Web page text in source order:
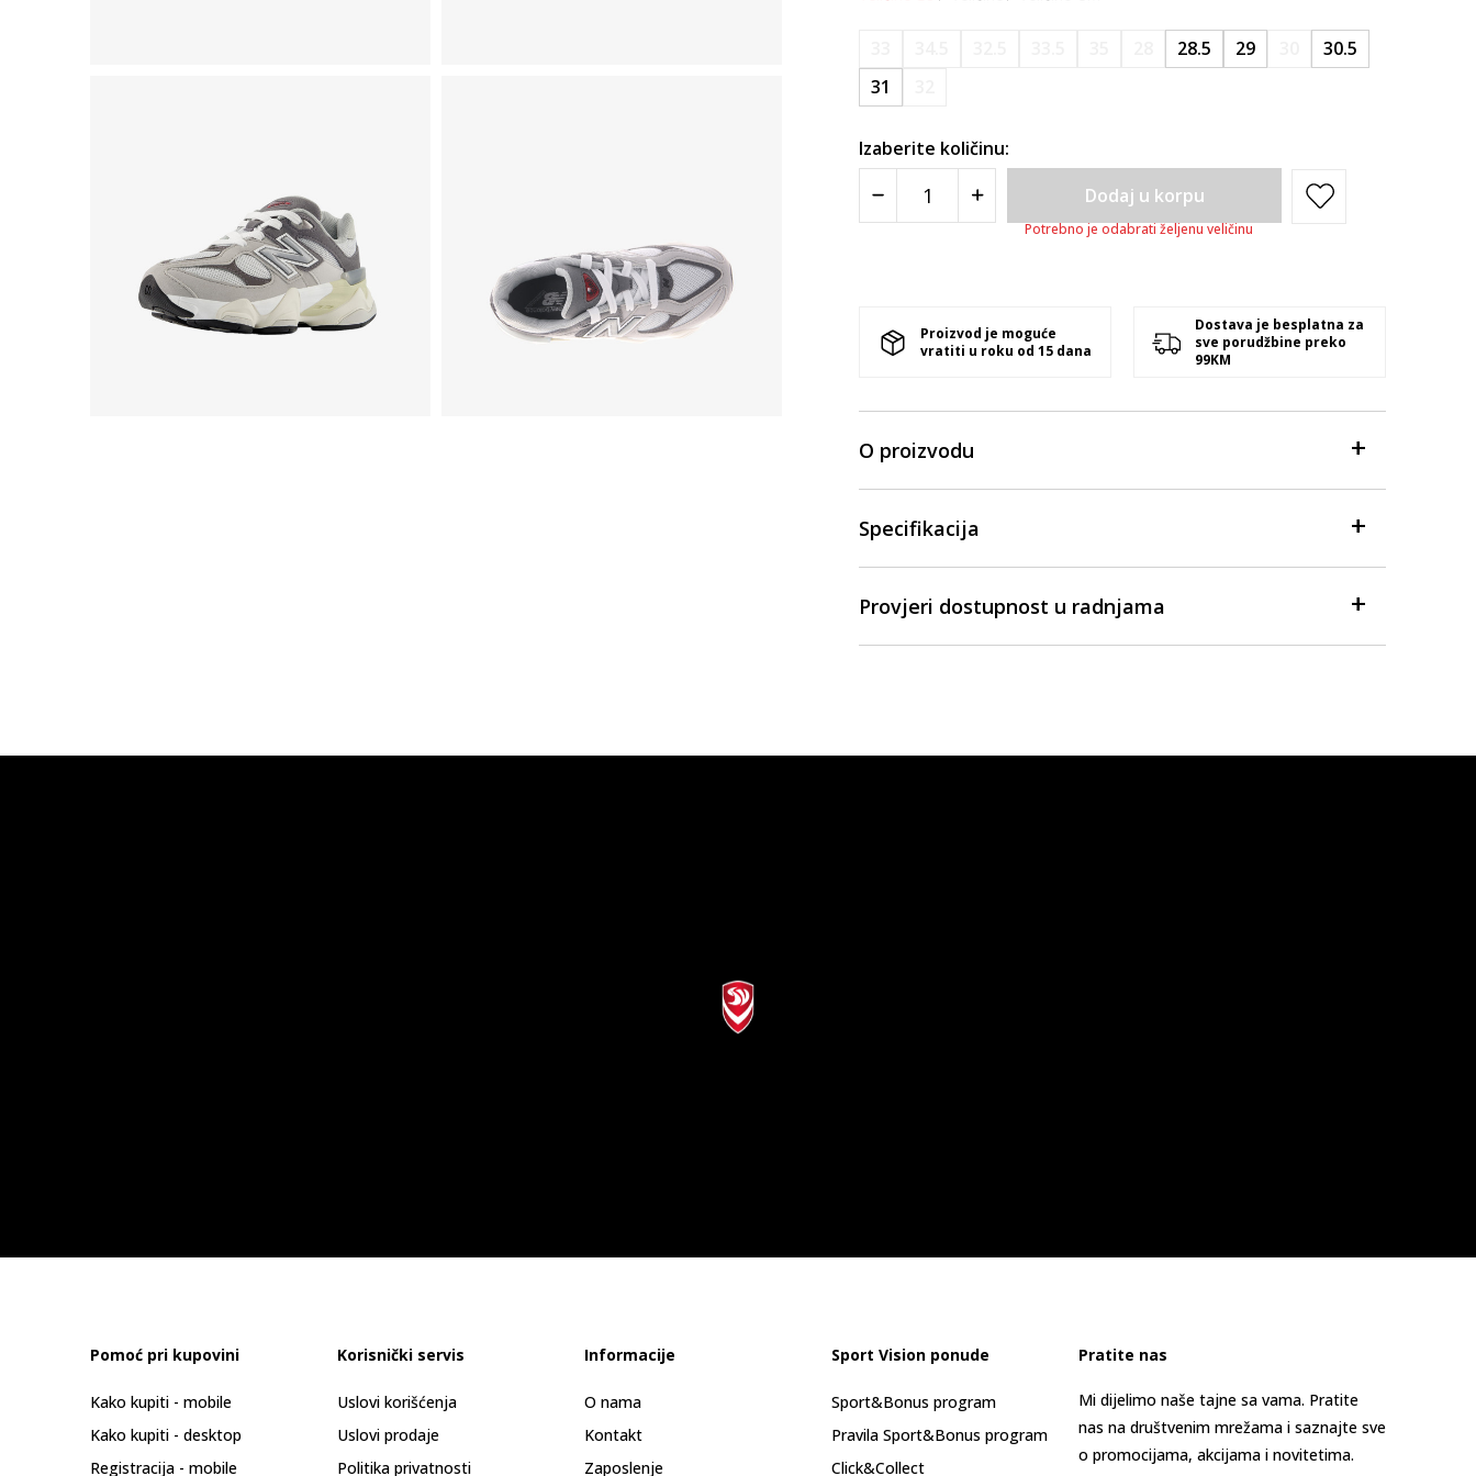
28.5 29
30.5
31
Izaberite količinu:
Dodaj u korpu
Potrebno je odabrati željenu veličinu
Proizvod je moguće
vratiti u roku od 15 dana
Dostava je besplatna za
sve porudžbine preko
99KM
O proizvodu
Specifikacija
Provjeri dostupnost u radnjama
Pomoć pri kupovini
Kako kupiti - mobile
Kako kupiti - desktop
Registracija - mobile
Korisnički servis
Uslovi korišćenja
Uslovi prodaje
Politika privatnosti
Informacije
O nama
Kontakt
Zaposlenje
Sport Vision ponude
Sport&Bonus program
Pravila Sport&Bonus program
Click&Collect
Pratite nas
Mi dijelimo naše tajne sa vama. Pratite
nas na društvenim mrežama i saznajte sve
o promocijama, akcijama i novitetima.